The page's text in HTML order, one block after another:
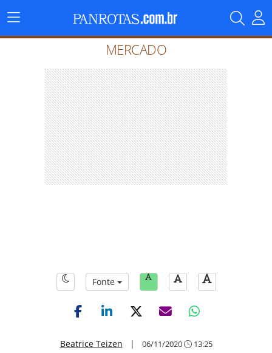
Menu
Principal
MERCADO
Fonte
Beatrice Teizen | 06/11/2020 13:25